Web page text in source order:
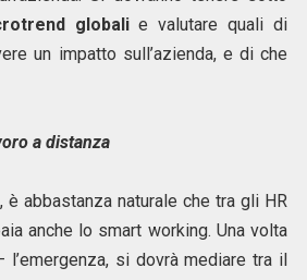
globalie valutare quali di
un impatto sull’azienda, e di che
a distanza
abbastanza naturale che tra gli HR
anche lo smart working. Una volta
si dovrà mediare tra il